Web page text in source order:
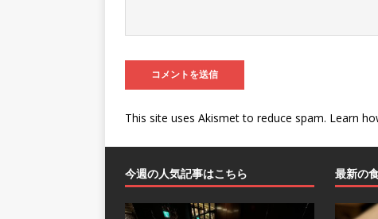
This site uses Akismet to reduce spam. Learn
今週の人気記事はこちら 最新の